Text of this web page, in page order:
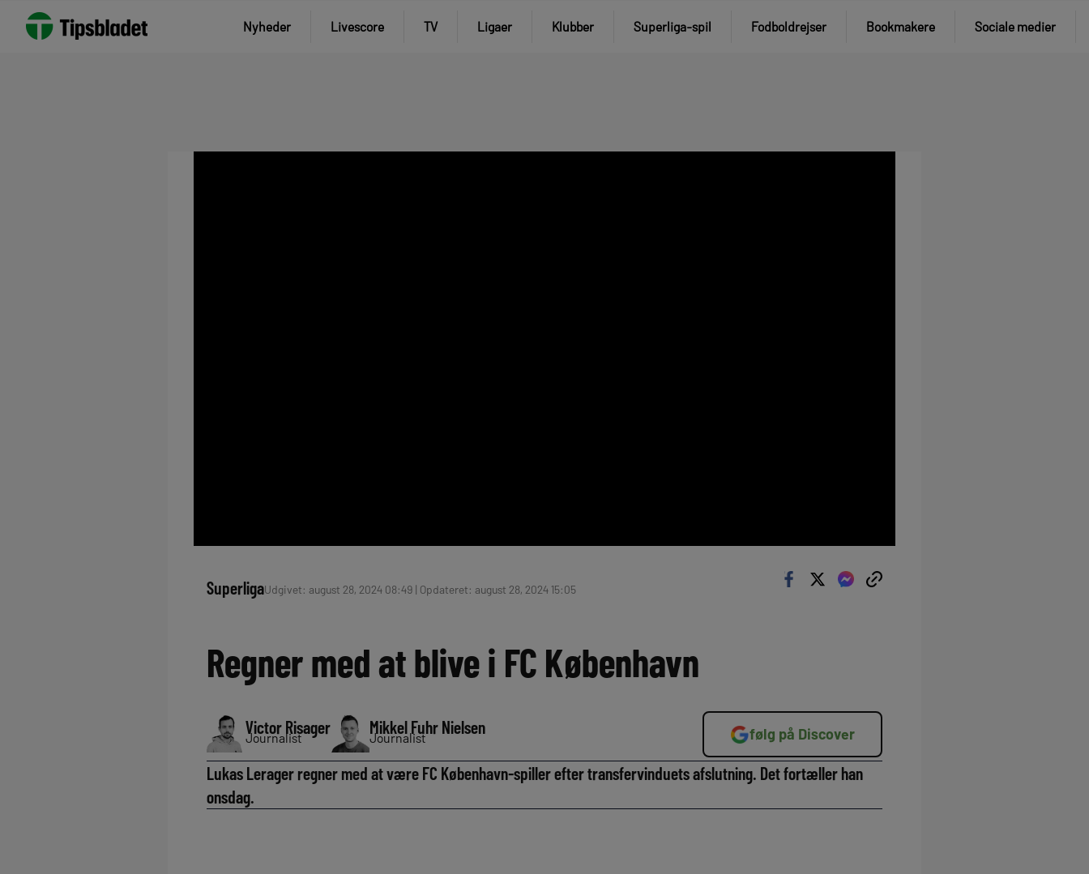
Nyheder Livescore TV Ligaer Klubber Superliga-spil Fodboldrejser Bookmakere Sociale medier
SuperligaUdgivet: august 28, 2024 08:49 | Opdateret: august 28, 2024 15:05
Regner med at blive i FC København
Victor Risager
Journalist
Mikkel Fuhr Nielsen
Journalist følg på Discover
Lukas Lerager regner med at være FC København-spiller efter transfervinduets afslutning. Det fortæller han
onsdag.